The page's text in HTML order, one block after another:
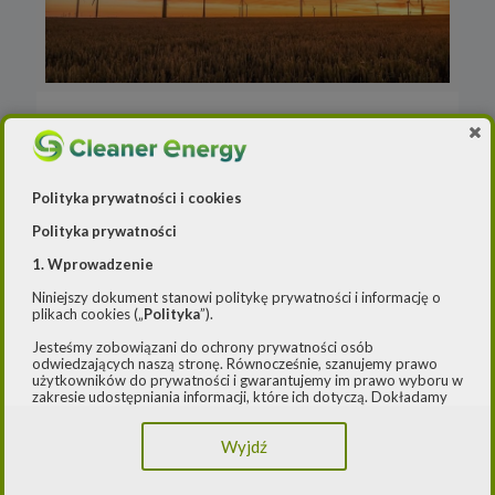
Redakcja o 27 lutego 2024
Gigantyczny przyrost
nowych mocy OZE
O 6,1 GW wzrosła ub.r. moc zainstalowana
odnawialnych źródeł energii podłączonych do
danych Agencji Rynku Energii. To zasługa
Czytaj dalej
Polityka prywatności i cookies
Polityka prywatności
1. Wprowadzenie
Niniejszy dokument stanowi politykę prywatności i informację o
plikach cookies („Polityka”).
Jesteśmy zobowiązani do ochrony prywatności osób
odwiedzających naszą stronę. Równocześnie, szanujemy prawo
użytkowników do prywatności i gwarantujemy im prawo wyboru w
zakresie udostępniania informacji, które ich dotyczą. Dokładamy
przepisami, w szczególności rozporządzeniem Parlamentu
Europejskiego i Rady (UE) 2016/979 z dnia 27 kwietnia 2016 r. w
Wyjdź